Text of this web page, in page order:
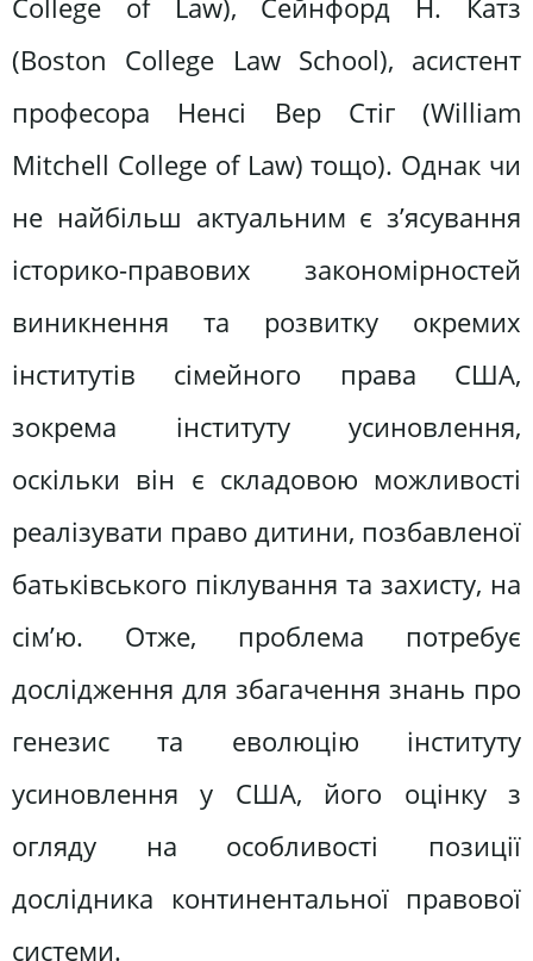
College of Law), Сейнфорд Н. Катз
(Boston College Law School), асистент
професора Ненсі Вер Стіг (William
Mitchell College of Law) тощо). Однак чи
не найбільш актуальним є з’ясування
історико-правових закономірностей
виникнення та розвитку окремих
інститутів сімейного права США,
зокрема інституту усиновлення,
оскільки він є складовою можливості
реалізувати право дитини, позбавленої
батьківського піклування та захисту, на
сім’ю. Отже, проблема потребує
дослідження для збагачення знань про
генезис та еволюцію інституту
усиновлення у США, його оцінку з
огляду на особливості позиції
дослідника континентальної правової
системи.